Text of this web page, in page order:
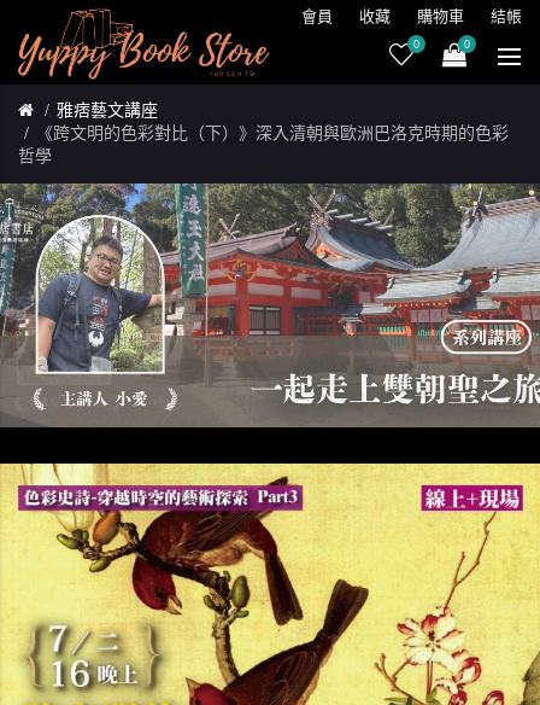
會員 收藏 購物車 結帳
0 0
雅痞藝文講座
《跨文明的色彩對比（下）》深入清朝與歐洲巴洛克時期的色彩
哲學